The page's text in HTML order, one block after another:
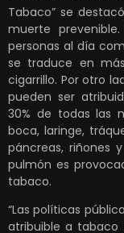
Tabaco” se
muerte
personas al día
se traduce en
cigarrillo. Por otro
pueden ser
30% de todas las
boca, laringe,
páncreas, riñones
pulmón es
tabaco.
“Las políticas
atribuible a tabaco